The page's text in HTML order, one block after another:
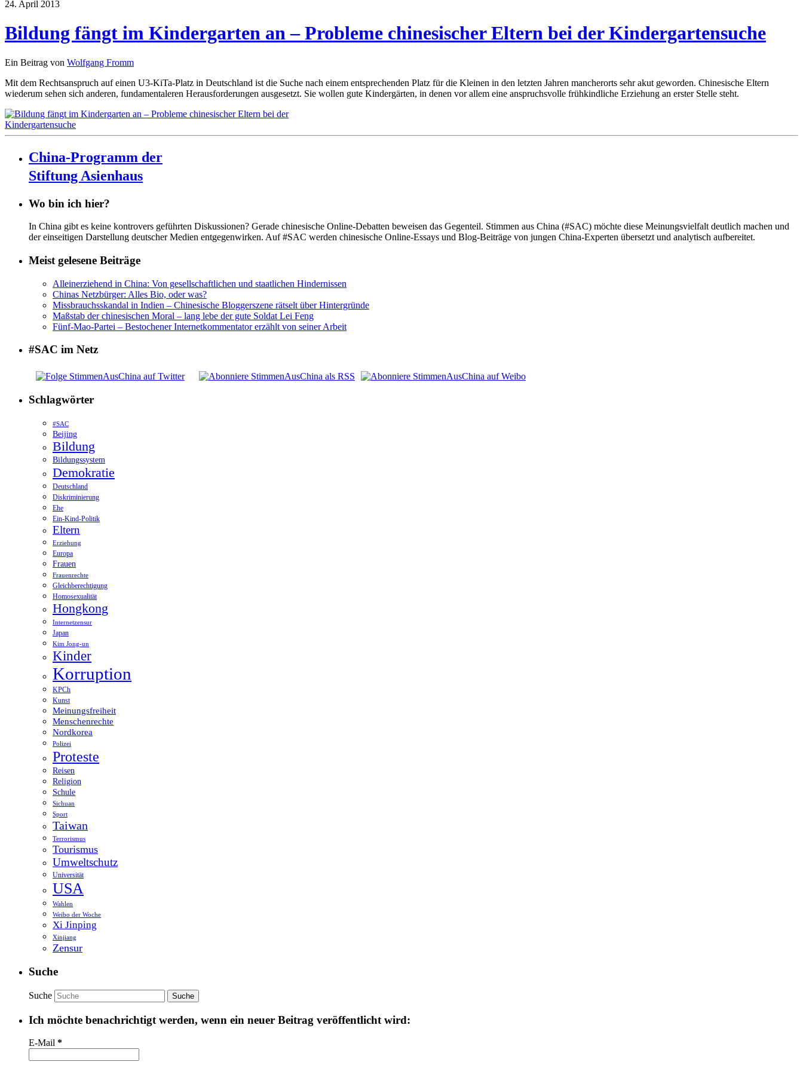
24. April 2013
Bildung fängt im Kindergarten an – Probleme chinesischer Eltern bei der Kindergartensuche
Ein Beitrag von Wolfgang Fromm
Mit dem Rechtsanspruch auf einen U3-KiTa-Platz in Deutschland ist die Suche nach einem entsprechenden Platz für die Kleinen in den letzten Jahren mancherorts sehr akut geworden. Chinesische Eltern
wiederum sehen sich anderen, fundamentaleren Herausforderungen ausgesetzt. Sie wollen gute Kindergärten, in denen vor allem eine anspruchsvolle frühkindliche Erziehung an erster Stelle steht.
China-Programm der
Stiftung Asienhaus
Wo bin ich hier?
In China gibt es keine kontrovers geführten Diskussionen? Gerade chinesische Online-Debatten beweisen das Gegenteil. Stimmen aus China (#SAC) möchte diese Meinungsvielfalt deutlich machen und
der einseitigen Darstellung deutscher Medien entgegenwirken. Auf #SAC werden chinesische Online-Essays und Blog-Beiträge von jungen China-Experten übersetzt und analytisch aufbereitet.
Meist gelesene Beiträge
Alleinerziehend in China: Von gesellschaftlichen und staatlichen Hindernissen
Chinas Netzbürger: Alles Bio, oder was?
Missbrauchsskandal in Indien – Chinesische Bloggerszene rätselt über Hintergründe
Maßstab der chinesischen Moral – lang lebe der gute Soldat Lei Feng
Fünf-Mao-Partei – Bestochener Internetkommentator erzählt von seiner Arbeit
#SAC im Netz
Schlagwörter
#SAC
Beijing
Bildung
Bildungssystem
Demokratie
Deutschland
Diskriminierung
Ehe
Ein-Kind-Politik
Eltern
Erziehung
Europa
Frauen
Frauenrechte
Gleichberechtigung
Homosexualität
Hongkong
Internetzensur
Japan
Kim Jong-un
Kinder
Korruption
KPCh
Kunst
Meinungsfreiheit
Menschenrechte
Nordkorea
Polizei
Proteste
Reisen
Religion
Schule
Sichuan
Sport
Taiwan
Terrorismus
Tourismus
Umweltschutz
Universität
USA
Wahlen
Weibo der Woche
Xi Jinping
Xinjiang
Zensur
Suche
Suche
Ich möchte benachrichtigt werden, wenn ein neuer Beitrag veröffentlicht wird:
E-Mail *